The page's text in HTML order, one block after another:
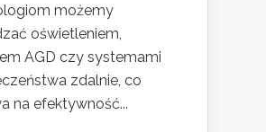
możemy
oświetleniem,
AGD czy systemami
zdalnie, co
na efektywność...